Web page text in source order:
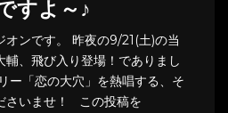
すよ～♪
オンです。 昨夜の9/21(土)の当
輔、飛び入り登場！でありまし
ー「恋の大穴」を熱唱する、そ
さいませ！ この投稿を